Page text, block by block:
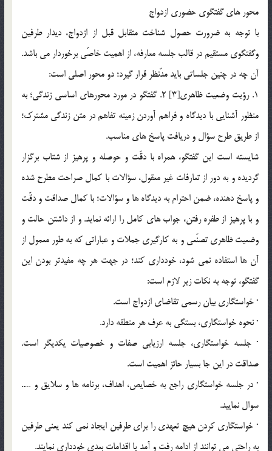
محور هاي گفتگوي حضوري ازدواج
با توجه به ضرورت حصول شناخت متقابل قبل از ازدواج، ديدار طرفين
وگفتگوي مستقيم در قالب جلسه معارفه، از اهميت خاصّي برخوردار مي باشد.
آن چه در چنين جلساتي بايد مدّنظر قرار گيرد؛ دو محور اصلي است:
1. رؤيت وضعيت ظاهري[3] 2. گفتگو در مورد محورهاي اساسي زندگي؛ به
منظور آشنايي با ديدگاه و فراهم آوردن زمينه تفاهم در متن زندگي مشترک؛
از طريق طرح سؤال و دريافت پاسخ هاي مناسب.
شايسته است اين گفتگو، همراه با دقّت و حوصله و پرهيز از شتاب برگزار
گرديده و به دور از تعارفات غير معقول، سؤالات با کمال صراحت مطرح شده
و پاسخ دهنده، ضمن احترام به ديدگاه ها و سؤالات؛ با کمال صداقت و دقّت
و با پرهيز از طفره رفتن، جواب هاي کامل را ارائه نمايد. و از داشتن حالت و
وضعيت ظاهري تصنّعي و به کارگيري جملات و عباراتي که به طور معمول از
آن ها استفاده نمي شود، خودداري کند؛ در جهت هر چه مفيدتر بودن اين
گفتگو، توجه به نکات زير لازم است:
· خواستگاري بيان رسمي تقاضاي ازدواج است.
· نحوه خواستگاري، بستگي به عرف هر منطقه دارد.
· جلسه خواستگاري، جلسه ارزيابي صفات و خصوصيات يکديگر است.
صداقت در اين جا بسيار حائز اهميت است.
· در جلسه خواستگاري راجع به خصايص، اهداف، برنامه ها و سلايق و …..
سوال نماييد.
· خواستگاري کردن هيچ تعهدي را براي طرفين ايجاد نمي کند يعني طرفين
به راحتي مي توانند از ادامه رفت و آمد يا اقدامات بعدي خودداري نمايند.